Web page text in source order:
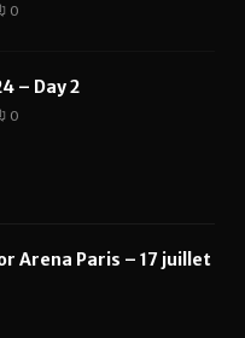
0
– Day 2
0
Arena Paris – 17 juillet